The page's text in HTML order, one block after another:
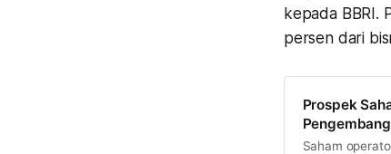
kepada BBRI.
persen dari
Prospek
Saham